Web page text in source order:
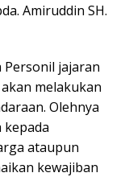
Amiruddin SH.
Personil jajaran
melakukan
Olehnya
kepada
ataupun
kewajiban